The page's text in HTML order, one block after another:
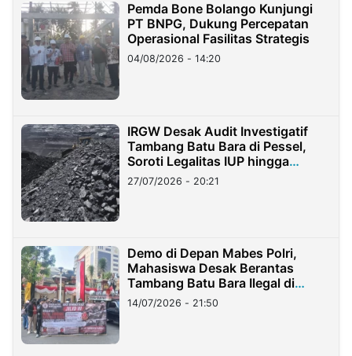
Pemda Bone Bolango Kunjungi
PT BNPG, Dukung Percepatan
Operasional Fasilitas Strategis
04/08/2026 - 14:20
IRGW Desak Audit Investigatif
Tambang Batu Bara di Pessel,
Soroti Legalitas IUP hingga
Stockpile
27/07/2026 - 20:21
Demo di Depan Mabes Polri,
Mahasiswa Desak Berantas
Tambang Batu Bara Ilegal di
Lampung
14/07/2026 - 21:50